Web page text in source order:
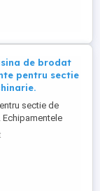
plecati in
1500 EU.
de brodat
pentru sectie
sectie de
si au
Se prefera
Se poate
Se ofera
de telefon